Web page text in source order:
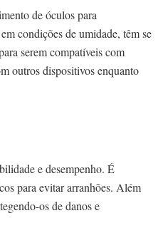
de óculos para
condições de umidade, têm se
serem compatíveis com
outros dispositivos enquanto
e desempenho. É
para evitar arranhões. Além
os de danos e